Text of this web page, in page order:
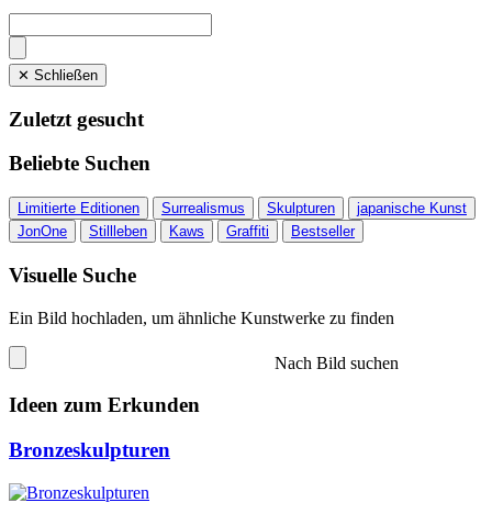
✕ Schließen
Zuletzt gesucht
Beliebte Suchen
Limitierte Editionen Surrealismus Skulpturen
japanische Kunst
JonOne
Stillleben Kaws Graffiti Bestseller
Visuelle Suche
Ein Bild hochladen, um ähnliche Kunstwerke zu finden
Nach Bild suchen
Ideen zum Erkunden
Bronzeskulpturen